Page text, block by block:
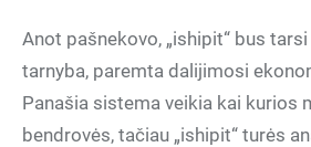
Anot pašnekovo, „ishipit“ bus
tarnyba, paremta dalijimosi
Panašia sistema veikia kai kurios
bendrovės, tačiau „ishipit“ turės